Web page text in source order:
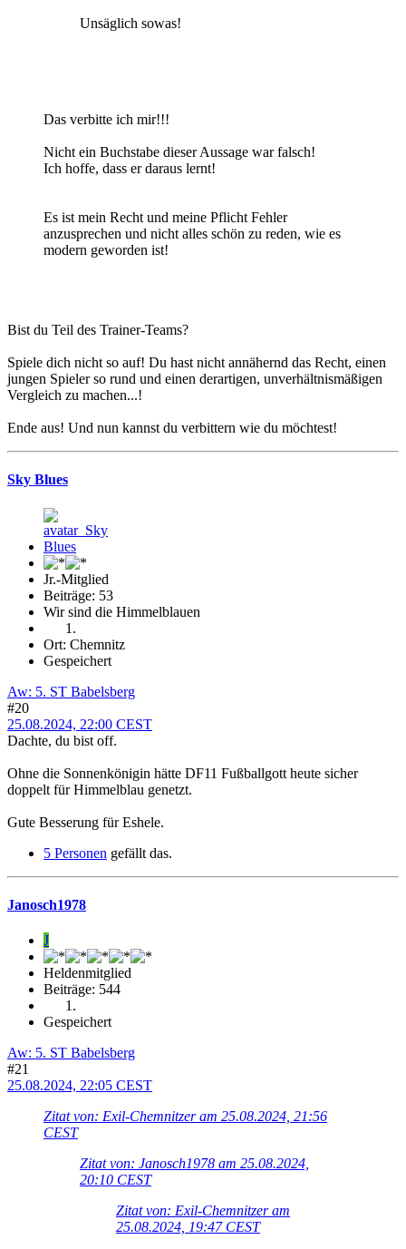
Unsäglich sowas!
Das verbitte ich mir!!!
Nicht ein Buchstabe dieser Aussage war falsch!
Ich hoffe, dass er daraus lernt!
Es ist mein Recht und meine Pflicht Fehler
anzusprechen und nicht alles schön zu reden, wie es
modern geworden ist!
Bist du Teil des Trainer-Teams?
Spiele dich nicht so auf! Du hast nicht annähernd das Recht, einen
jungen Spieler so rund und einen derartigen, unverhältnismäßigen
Vergleich zu machen...!
Ende aus! Und nun kannst du verbittern wie du möchtest!
Sky Blues
Jr.-Mitglied
Beiträge: 53
Wir sind die Himmelblauen
Ort: Chemnitz
Gespeichert
Aw: 5. ST Babelsberg
#20
25.08.2024, 22:00 CEST
Dachte, du bist off.
Ohne die Sonnenkönigin hätte DF11 Fußballgott heute sicher
doppelt für Himmelblau genetzt.
Gute Besserung für Eshele.
5 Personen gefällt das.
Janosch1978
J
Heldenmitglied
Beiträge: 544
Gespeichert
Aw: 5. ST Babelsberg
#21
25.08.2024, 22:05 CEST
Zitat von: Exil-Chemnitzer am 25.08.2024, 21:56
CEST
Zitat von: Janosch1978 am 25.08.2024,
20:10 CEST
Zitat von: Exil-Chemnitzer am
25.08.2024, 19:47 CEST